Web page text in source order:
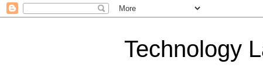
Technology